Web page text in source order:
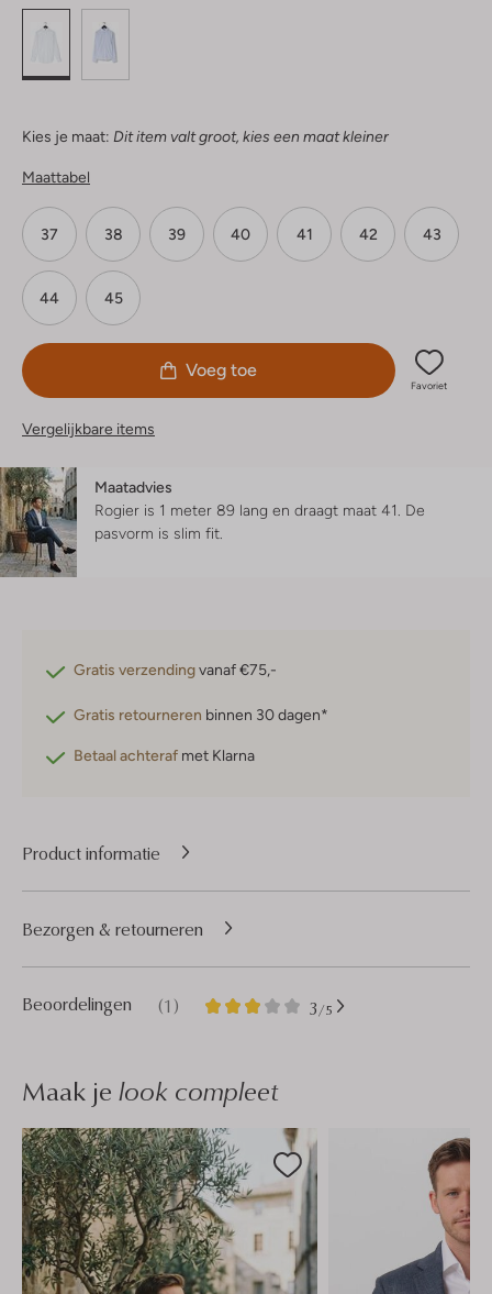
Kies je maat: Dit item valt groot, kies een maat kleiner
Maattabel
37 38 39 40 41 42 43
44 45
Voeg toe
Favoriet
Vergelijkbare items
Maatadvies
Rogier is 1 meter 89 lang en draagt maat 41. De
pasvorm is slim fit
Gratis verzendingvanaf €75,-
Gratis retourneren binnen 30 dagen*
Betaal achteraf met Klarna
Product informatie
Beoordelingen (1) 3/5
1
3
Bezorgen & retourneren
Maak je look compleet